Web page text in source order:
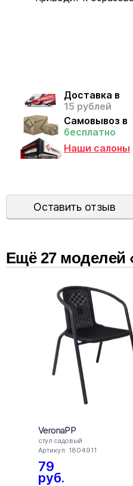
Доставка в
15 рублей
Самовывоз в
бесплатно
Наши салоны
Оставить отзыв
Ещё 27 моделей
VeronaPP
стул садовый
Артикул: 1804911
79
руб.